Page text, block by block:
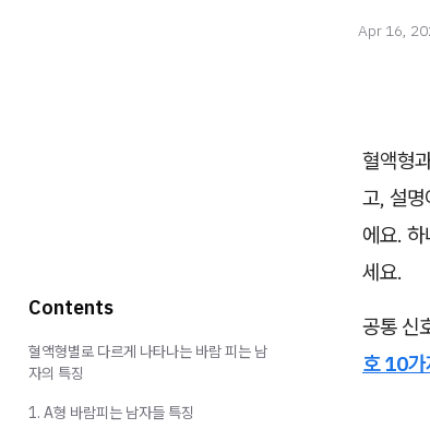
Apr 16,
혈액형
고, 설명
에요.
세요.
공통 신
호 10가
Contents
혈액형별로 다르게 나타나는 바람 피는 남
자의 특징
1. A형 바람피는 남자들 특징